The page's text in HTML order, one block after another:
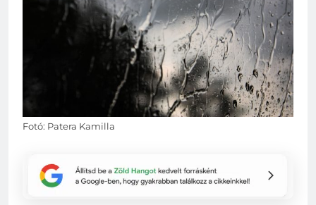
Fotó: Patera Kamilla